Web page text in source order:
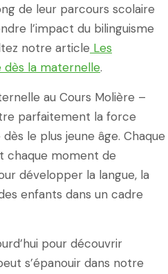
de leur parcours scolaire
l’impact du bilinguisme
notre article Les
dès la maternelle.
au Cours Molière –
parfaitement la force
le plus jeune âge. Chaque
chaque moment de
développer la langue, la
enfants dans un cadre
pour découvrir
s’épanouir dans notre